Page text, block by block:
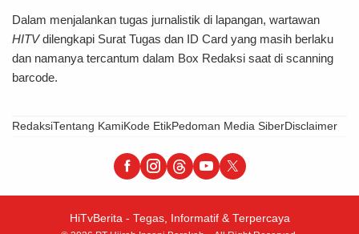
Dalam menjalankan tugas jurnalistik di lapangan, wartawan
HITVdilengkapi Surat Tugas dan ID Card yang masih berlaku
dan namanya tercantum dalam Box Redaksi saat di scanning
barcode.
RedaksiTentang KamiKode EtikPedoman Media SiberDisclaimer
HiTvBerita - Tegas, Informatif & Terpercaya